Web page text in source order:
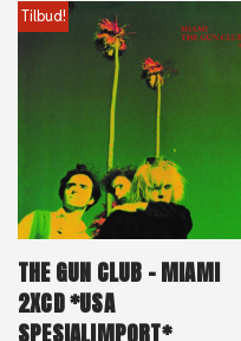
Tilbud!
THE GUN CLUB – MIAMI
2XCD *USA
SPESIALIMPORT*